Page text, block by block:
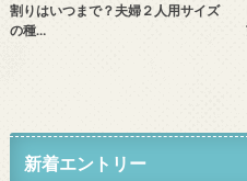
割りはいつまで？夫婦２人用サイズ
の種…
新着エントリー